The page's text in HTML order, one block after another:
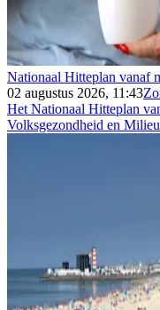
Nationaal Hitteplan vanaf
02 augustus 2026, 11:43
Het Nationaal Hitteplan
Volksgezondheid en